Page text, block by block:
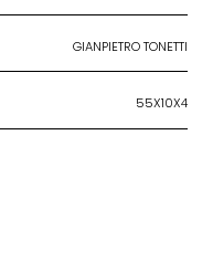
GIANPIETRO TONETTI
55X10X4